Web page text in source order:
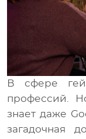
В сфере
профессий.
знает даже
загадочная